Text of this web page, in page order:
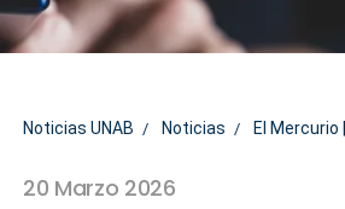
Noticias UNAB Noticias El
20 Marzo 2026